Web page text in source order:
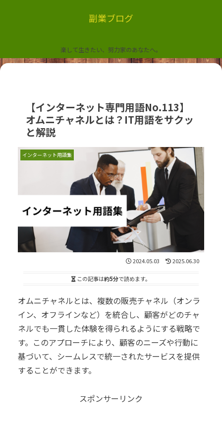
副業ブログ
楽して生きたい、努力家のあなたへ。
【インターネット専門用語No.113】
オムニチャネルとは？IT用語をサクッ
と解説
インターネット用語集
2024.05.03 2025.06.30
この記事は約5分で読めます。
オムニチャネルとは、複数の販売チャネル（オンラ
イン、オフラインなど）を統合し、顧客がどのチャ
ネルでも一貫した体験を得られるようにする戦略で
す。このアプローチにより、顧客のニーズや行動に
基づいて、シームレスで統一されたサービスを提供
することができます。
スポンサーリンク